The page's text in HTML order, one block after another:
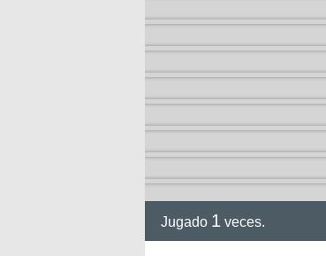
Jugado 1 veces.